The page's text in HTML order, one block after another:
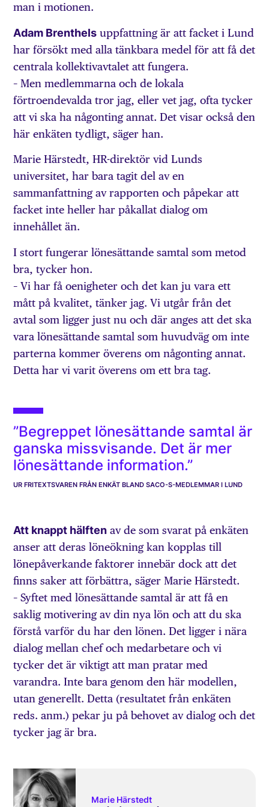
man i motionen.
Adam Brenthels uppfattning är att facket i Lund
har försökt med alla tänkbara medel för att få det
centrala kollektivavtalet att fungera.
– Men medlemmarna och de lokala
förtroendevalda tror jag, eller vet jag, ofta tycker
att vi ska ha någonting annat. Det visar också den
här enkäten tydligt, säger han.
Marie Härstedt, HR-direktör vid Lunds
universitet, har bara tagit del av en
sammanfattning av rapporten och påpekar att
facket inte heller har påkallat dialog om
innehållet än.
I stort fungerar lönesättande samtal som metod
bra, tycker hon.
– Vi har få oenigheter och det kan ju vara ett
mått på kvalitet, tänker jag. Vi utgår från det
avtal som ligger just nu och där anges att det ska
vara lönesättande samtal som huvudväg om inte
parterna kommer överens om någonting annat.
Detta har vi varit överens om ett bra tag.
”Begreppet lönesättande samtal är
ganska missvisande. Det är mer
lönesättande information.”
UR FRITEXTSVAREN FRÅN ENKÄT BLAND SACO-S-MEDLEMMAR I LUND
Att knappt hälften av de som svarat på enkäten
anser att deras löneökning kan kopplas till
lönepåverkande faktorer innebär dock att det
finns saker att förbättra, säger Marie Härstedt.
– Syftet med lönesättande samtal är att få en
saklig motivering av din nya lön och att du ska
förstå varför du har den lönen. Det ligger i nära
dialog mellan chef och medarbetare och vi
tycker det är viktigt att man pratar med
varandra. Inte bara genom den här modellen,
utan generellt. Detta (resultatet från enkäten
reds. anm.) pekar ju på behovet av dialog och det
tycker jag är bra.
Marie Härstedt